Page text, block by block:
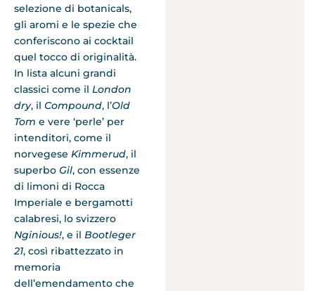
selezione di botanicals,
gli aromi e le spezie che
conferiscono ai cocktail
quel tocco di originalità.
In lista alcuni grandi
classici come il London
dry, il Compound, l’Old
Tom e vere ‘perle’ per
intenditori, come il
norvegese Kimmerud, il
superbo Gil, con essenze
di limoni di Rocca
Imperiale e bergamotti
calabresi, lo svizzero
Nginious!, e il Bootleger
21, così ribattezzato in
memoria
dell’emendamento che